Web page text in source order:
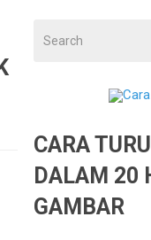
CARA
DALAM 20
GAMBAR